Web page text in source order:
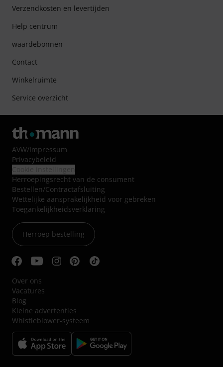
Verzendkosten en levertijden
Help centrum
waardebonnen
Contact
Winkelruimte
Service overzicht
AVW/Impressum
Privacybeleid
Herroepingsrecht van de consument
Bestellen/Contractafsluiting
Wettelijke aansprakelijkheid voor gebreken
Toegankelijkheidsverklaring
Herroep bestelling
Over ons
Vacatures
Blog
Kleine advertenties
Whistleblower-systeem